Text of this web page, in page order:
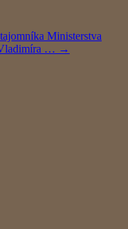
Ministerstva
… →